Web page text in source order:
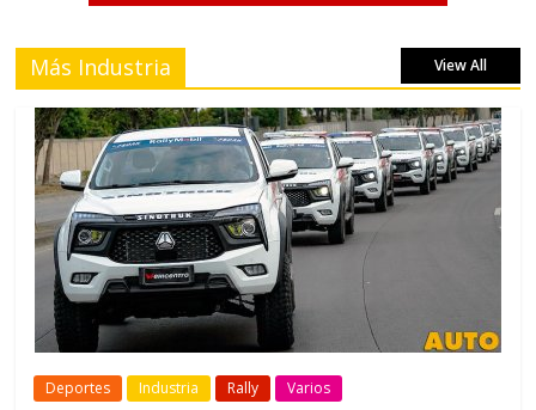
Más Industria View All
Deportes Industria Rally Varios